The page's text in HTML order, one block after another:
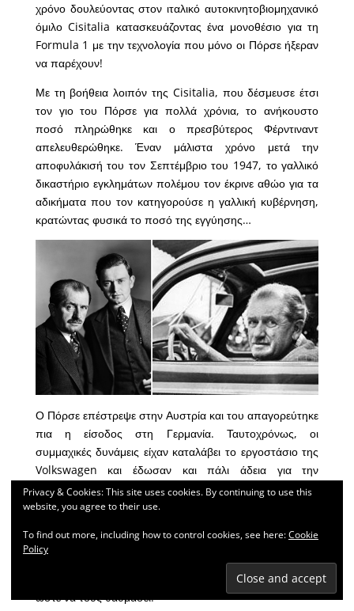
χρόνο δουλεύοντας στον ιταλικό αυτοκινητοβιομηχανικό
όμιλο Cisitalia κατασκευάζοντας ένα μονοθέσιο για τη
Formula 1 με την τεχνολογία που μόνο οι Πόρσε ήξεραν
να παρέχουν!
Με τη βοήθεια λοιπόν της Cisitalia, που δέσμευσε έτσι
τον γιο του Πόρσε για πολλά χρόνια, το ανήκουστο
ποσό πληρώθηκε και ο πρεσβύτερος Φέρντιναντ
απελευθερώθηκε. Έναν μάλιστα χρόνο μετά την
αποφυλάκισή του τον Σεπτέμβριο του 1947, το γαλλικό
δικαστήριο εγκλημάτων πολέμου τον έκρινε αθώο για τα
αδικήματα που τον κατηγορούσε η γαλλική κυβέρνηση,
κρατώντας φυσικά το ποσό της εγγύησης…
Ο Πόρσε επέστρεψε στην Αυστρία και του απαγορεύτηκε
πια η είσοδος στη Γερμανία. Ταυτοχρόνως, οι
συμμαχικές δυνάμεις είχαν καταλάβει το εργοστάσιο της
Volkswagen και έδωσαν και πάλι άδεια για την
παραγωγή του μισητού γερμανικού «Σκαραβαίου», κι
αυτό γιατί υπήρχε τρομακτική έλλειψη αυτοκινήτων στη
«Σκαραβαίοι» εμφανίστηκαν έτσι στους γερμανικούς
δρόμους το 1949 και επιτράπηκε στον δημιουργό τους
να επιστρέψει για μία και μόνο επίσκεψη στο Βερολίνο
ώστε να τους θαυμάσει!
Privacy & Cookies: This site uses cookies. By continuing to use this
website, you agree to their use.
To find out more, including how to control cookies, see here:Cookie
Policy